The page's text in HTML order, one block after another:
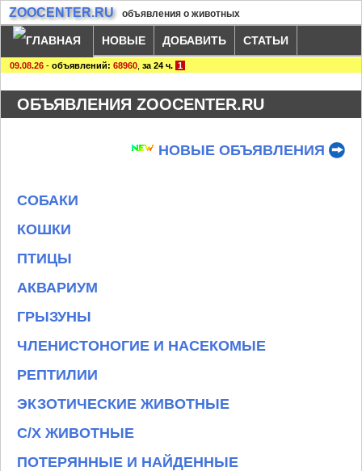
ZOOCENTER.RU объявления о животных
НОВЫЕ ДОБАВИТЬ СТАТЬИ
09.08.26 - объявлений: 68960 за 24 ч. 1
ОБЪЯВЛЕНИЯ ZOOCENTER.RU
НОВЫЕ ОБЪЯВЛЕНИЯ
СОБАКИ
КОШКИ
ПТИЦЫ
АКВАРИУМ
ГРЫЗУНЫ
ЧЛЕНИСТОНОГИЕ И НАСЕКОМЫЕ
РЕПТИЛИИ
ЭКЗОТИЧЕСКИЕ ЖИВОТНЫЕ
С/Х ЖИВОТНЫЕ
ПОТЕРЯННЫЕ И НАЙДЕННЫЕ